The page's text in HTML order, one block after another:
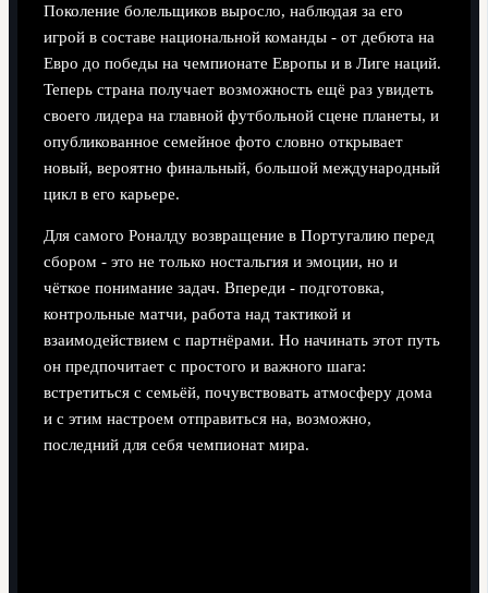
Поколение болельщиков выросло, наблюдая за его
игрой в составе национальной команды - от дебюта на
Евро до победы на чемпионате Европы и в Лиге наций.
Теперь страна получает возможность ещё раз увидеть
своего лидера на главной футбольной сцене планеты, и
опубликованное семейное фото словно открывает
новый, вероятно финальный, большой международный
цикл в его карьере.
Для самого Роналду возвращение в Португалию перед
сбором - это не только ностальгия и эмоции, но и
чёткое понимание задач. Впереди - подготовка,
контрольные матчи, работа над тактикой и
взаимодействием с партнёрами. Но начинать этот путь
он предпочитает с простого и важного шага:
встретиться с семьёй, почувствовать атмосферу дома
и с этим настроем отправиться на, возможно,
последний для себя чемпионат мира.